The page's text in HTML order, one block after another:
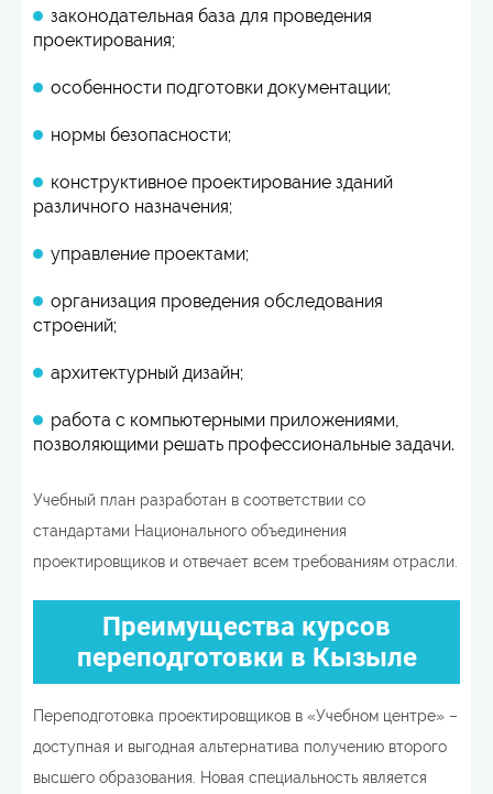
законодательная база для проведения
проектирования;
особенности подготовки документации;
нормы безопасности;
конструктивное проектирование зданий
различного назначения;
управление проектами;
организация проведения обследования
строений;
архитектурный дизайн;
работа с компьютерными приложениями,
позволяющими решать профессиональные задачи.
Учебный план разработан в соответствии со
стандартами Национального объединения
проектировщиков и отвечает всем требованиям отрасли.
Преимущества курсов
переподготовки в Кызыле
Переподготовка проектировщиков в «Учебном центре» –
доступная и выгодная альтернатива получению второго
высшего образования. Новая специальность является